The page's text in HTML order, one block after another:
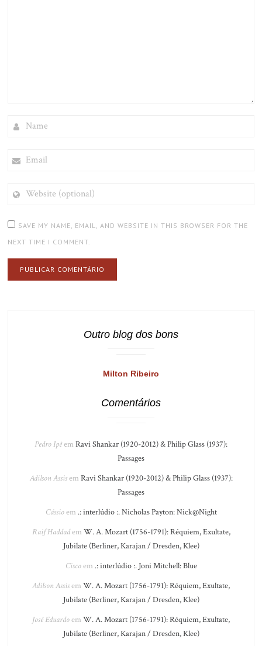
(OPTIONAL)
SAVE MY NAME, EMAIL, AND WEBSITE IN THIS BROWSER FOR THE
NEXT TIME I COMMENT.
Outro blog dos bons
Milton Ribeiro
Comentários
Pedro Ipêem Ravi Shankar (1920-2012) & Philip Glass (1937):
Passages
Adilson Assisem Ravi Shankar (1920-2012) & Philip Glass (1937):
Passages
Cássioem .: interlúdio :. Nicholas Payton: Nick@Night
Raif Haddadem W. A. Mozart (1756-1791): Réquiem, Exultate,
Jubilate (Berliner, Karajan / Dresden, Klee)
Ciscoem .: interlúdio :. Joni Mitchell: Blue
Adilson Assisem W. A. Mozart (1756-1791): Réquiem, Exultate,
Jubilate (Berliner, Karajan / Dresden, Klee)
José Eduardoem W. A. Mozart (1756-1791): Réquiem, Exultate,
Jubilate (Berliner, Karajan / Dresden, Klee)